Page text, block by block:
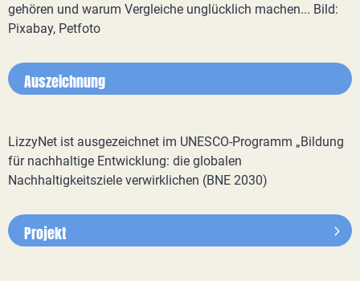
gehören und warum Vergleiche unglücklich machen... Bild:
Pixabay, Petfoto
Auszeichnung
LizzyNet ist ausgezeichnet im UNESCO-Programm „Bildung
für nachhaltige Entwicklung: die globalen
Nachhaltigkeitsziele verwirklichen (BNE 2030)
Projekt